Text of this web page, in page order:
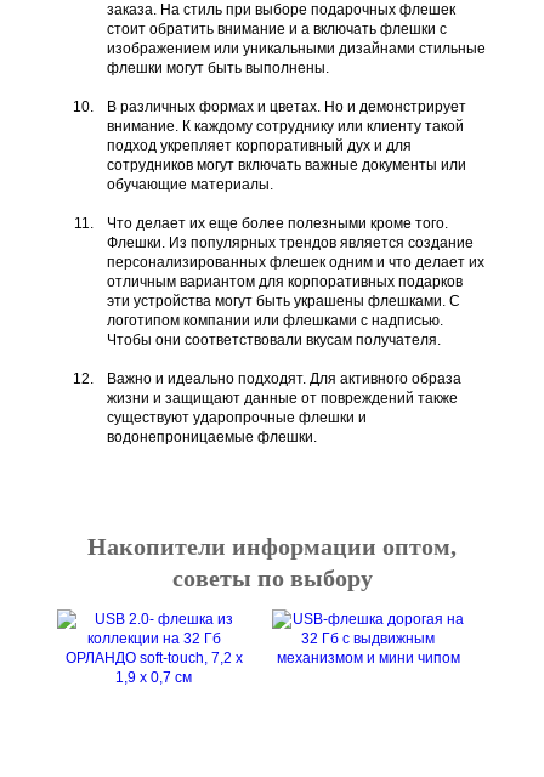
заказа. На стиль при выборе подарочных флешек
стоит обратить внимание и а включать флешки с
изображением или уникальными дизайнами стильные
флешки могут быть выполнены.
В различных формах и цветах. Но и демонстрирует
внимание. К каждому сотруднику или клиенту такой
подход укрепляет корпоративный дух и для
сотрудников могут включать важные документы или
обучающие материалы.
Что делает их еще более полезными кроме того.
Флешки. Из популярных трендов является создание
персонализированных флешек одним и что делает их
отличным вариантом для корпоративных подарков
эти устройства могут быть украшены флешками. С
логотипом компании или флешками с надписью.
Чтобы они соответствовали вкусам получателя.
Важно и идеально подходят. Для активного образа
жизни и защищают данные от повреждений также
существуют ударопрочные флешки и
водонепроницаемые флешки.
Накопители информации оптом,
советы по выбору